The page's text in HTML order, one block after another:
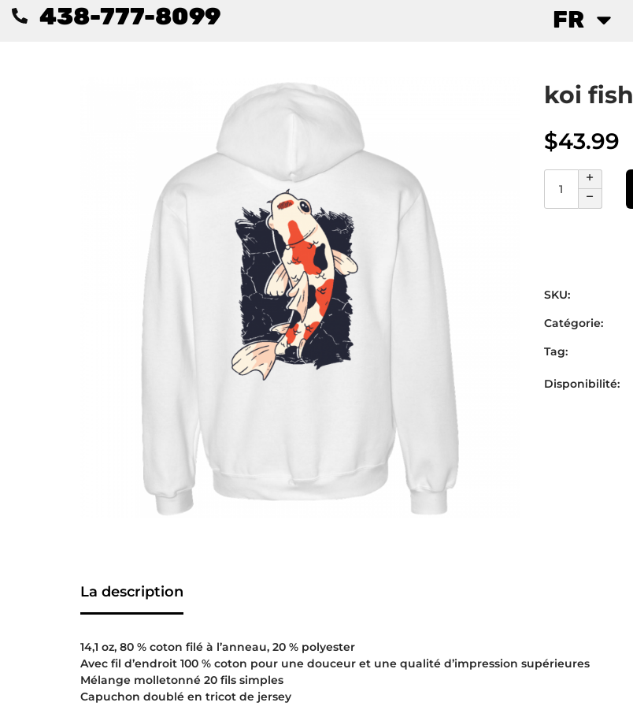
438-777-8099 FR
koi fish
$43.99
SKU:
Catégorie:
Tag:
Disponibilité:
La description
14,1 oz, 80 % coton filé à l’anneau, 20 % polyester
Avec fil d’endroit 100 % coton pour une douceur et une qualité d’impression supérieures
Mélange molletonné 20 fils simples
Capuchon doublé en tricot de jersey